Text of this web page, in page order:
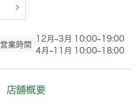
営業時間
12月~3月 10:00~19:00
4月~11月 10:00~18:00
店舗概要